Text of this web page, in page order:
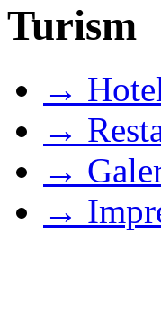
Turism
→
→
→
→